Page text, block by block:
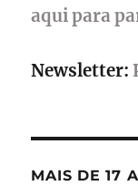
aqui para
Newsletter:
MAIS DE 17